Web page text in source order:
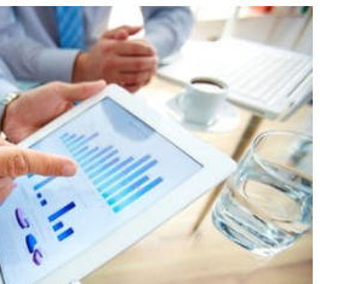
לקוחות – משרד יחסי ציבור רונן הלל
חדר חדשות
המלצות
ניהול מוניטין
צור קשר